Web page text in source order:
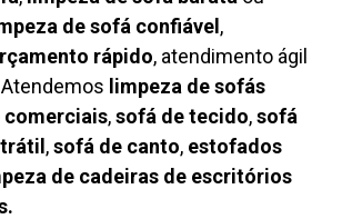
de sofá confiável,
rápido, atendimento ágil
limpeza desofás
comerciais,sofá de tecido,sofá
,sofá de canto, estofados
de cadeiras de escritórios